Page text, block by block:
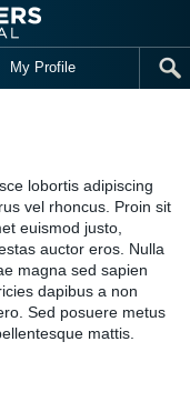
My Profile
lobortis adipiscing
vel rhoncus. Proin sit
euismod justo,
auctor eros. Nulla
magna sed sapien
dapibus a non
Sed posuere metus
mattis.